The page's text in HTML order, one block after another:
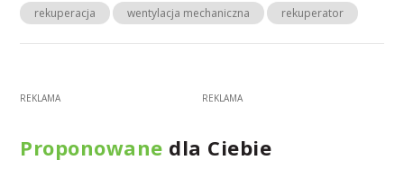
rekuperacja wentylacja mechaniczna rekuperator
Proponowane dla Ciebie